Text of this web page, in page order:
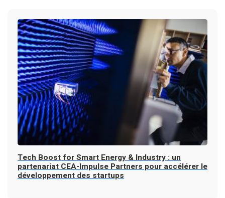
Tech Boost for Smart Energy & Industry : un
partenariat CEA-Impulse Partners pour accélérer le
développement des startups